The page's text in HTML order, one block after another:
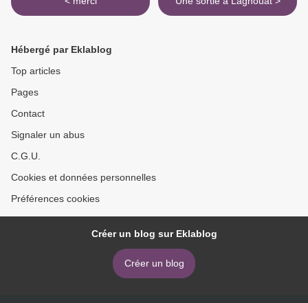
Hébergé par Eklablog
Top articles
Pages
Contact
Signaler un abus
C.G.U.
Cookies et données personnelles
Préférences cookies
Créer un blog sur Eklablog
Créer un blog